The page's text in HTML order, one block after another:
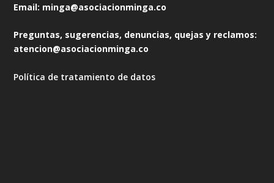
Email: minga@asociacionminga.co
Preguntas, sugerencias, denuncias, quejas y reclamos:
atencion@asociacionminga.co
Política de tratamiento de datos